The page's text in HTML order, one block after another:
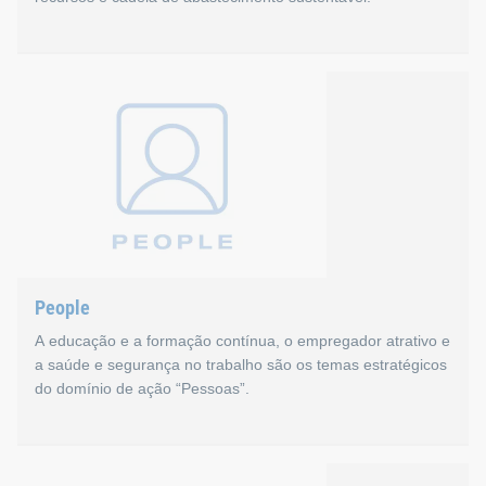
Por um lado, o campo de ação Planet centra-se nos
Os nossos principais tópicos e
Aumentar a produção interna de eletricidade
Até ao final de 2024: Aumentar a proporção de
Efetuar um estudo de viabilidade sobre a construção
People
A educação e a formação contínua, o empregador atrativo e
a saúde e segurança no trabalho são os temas estratégicos
do domínio de ação “Pessoas”.